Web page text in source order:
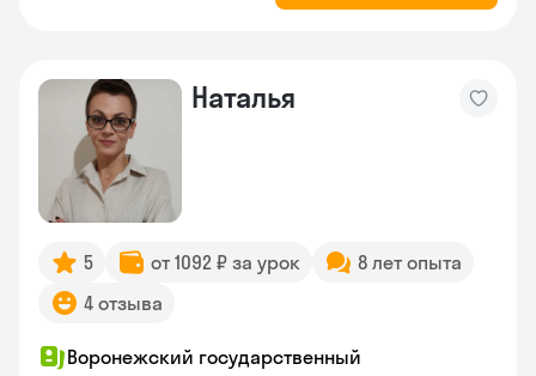
Наталья
5 от 1092 ₽ за урок
8 лет опыта
4 отзыва
Воронежский государственный